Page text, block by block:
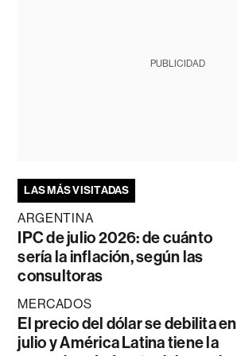
PUBLICIDAD
LAS MÁS VISITADAS
ARGENTINA
IPC de julio 2026: de cuánto
sería la inflación, según las
consultoras
MERCADOS
El precio del dólar se debilita en
julio y América Latina tiene la